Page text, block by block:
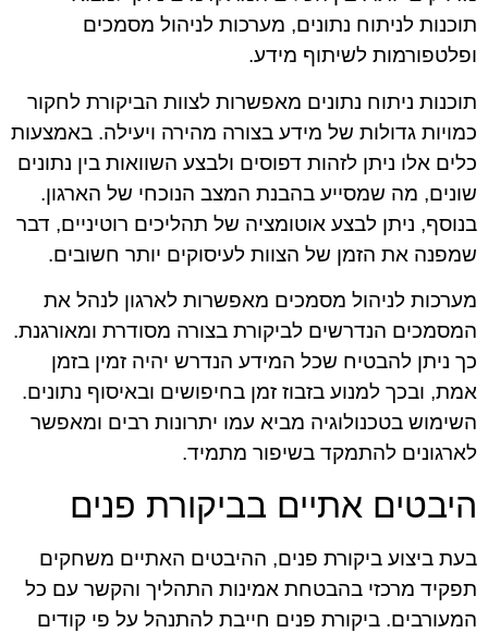
תוכנות לניתוח נתונים, מערכות לניהול מסמכים
ופלטפורמות לשיתוף מידע.
תוכנות ניתוח נתונים מאפשרות לצוות הביקורת לחקור
כמויות גדולות של מידע בצורה מהירה ויעילה. באמצעות
כלים אלו ניתן לזהות דפוסים ולבצע השוואות בין נתונים
שונים, מה שמסייע בהבנת המצב הנוכחי של הארגון.
בנוסף, ניתן לבצע אוטומציה של תהליכים רוטיניים, דבר
שמפנה את הזמן של הצוות לעיסוקים יותר חשובים.
מערכות לניהול מסמכים מאפשרות לארגון לנהל את
המסמכים הנדרשים לביקורת בצורה מסודרת ומאורגנת.
כך ניתן להבטיח שכל המידע הנדרש יהיה זמין בזמן
אמת, ובכך למנוע בזבוז זמן בחיפושים ובאיסוף נתונים.
השימוש בטכנולוגיה מביא עמו יתרונות רבים ומאפשר
לארגונים להתמקד בשיפור מתמיד.
היבטים אתיים בביקורת פנים
בעת ביצוע ביקורת פנים, ההיבטים האתיים משחקים
תפקיד מרכזי בהבטחת אמינות התהליך והקשר עם כל
המעורבים. ביקורת פנים חייבת להתנהל על פי קודים